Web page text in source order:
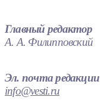
Главный редактор
А. А. Филипповский
Эл. почта редакции
info@vesti.ru